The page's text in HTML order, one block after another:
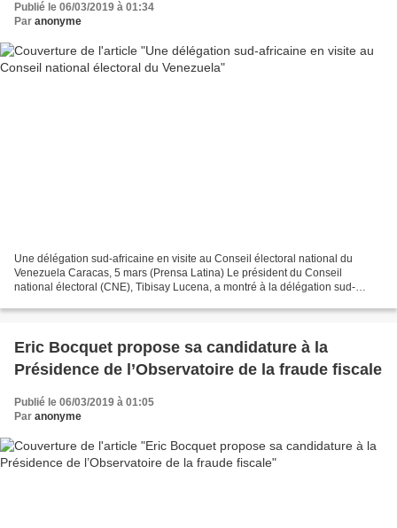
Publié le 06/03/2019 à 01:34
Par anonyme
Une délégation sud-africaine en visite au Conseil électoral national du
Venezuela Caracas, 5 mars (Prensa Latina) Le président du Conseil
national électoral (CNE), Tibisay Lucena, a montré à la délégation sud-
Eric Bocquet propose sa candidature à la
Présidence de l’Observatoire de la fraude fiscale
Publié le 06/03/2019 à 01:05
Par anonyme